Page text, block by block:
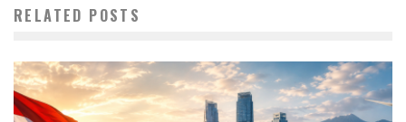
RELATED POSTS